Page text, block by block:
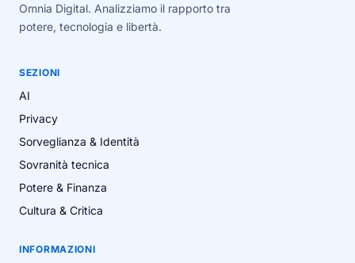
Omnia Digital. Analizziamo il rapporto tra
potere, tecnologia e libertà.
SEZIONI
AI
Privacy
Sorveglianza & Identità
Sovranità tecnica
Potere & Finanza
Cultura & Critica
INFORMAZIONI